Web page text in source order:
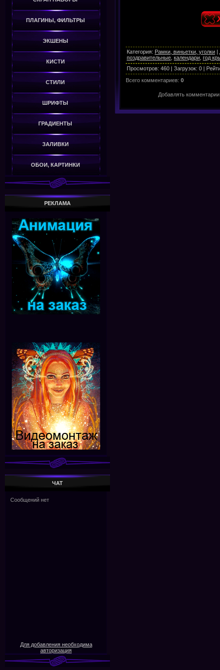
ПЛАГИНЫ, ФИЛЬТРЫ
ЭКШЕНЫ
КИСТИ
СТИЛИ
ШРИФТЫ
ГРАДИЕНТЫ
ЗАЛИВКИ
ОБОИ, КАРТИНКИ
РЕКЛАМА
ЧАТ
Для добавления необходима
авторизация
Категория: Рамки, виньетки, уголки |
поздравительные календари год
Просмотров: 460 | Загрузок: 0 |
Всего комментариев: 0
Добавлять